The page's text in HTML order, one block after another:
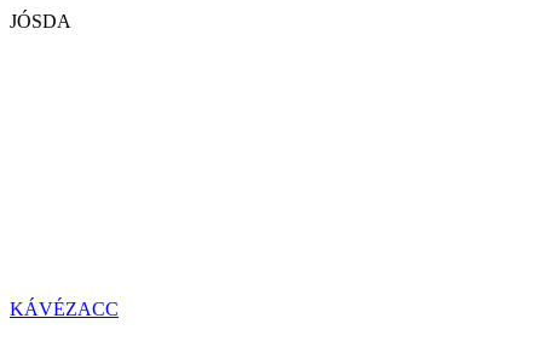
JÓSDA
KÁVÉZACC